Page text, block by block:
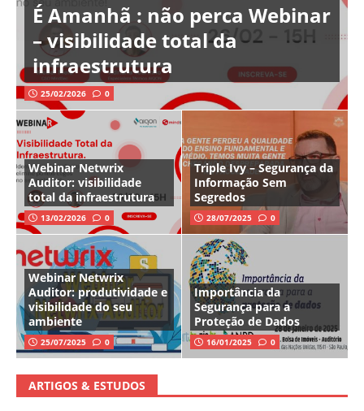
É Amanhã : não perca Webinar
– visibilidade total da
infraestrutura
25/02/2026 0
Webinar Netwrix
Auditor: visibilidade
total da infraestrutura
13/02/2026 0
Triple Ivy – Segurança da
Informação Sem
Segredos
28/07/2025 0
Webinar Netwrix
Auditor: produtividade e
visibilidade do seu
ambiente
25/07/2025 0
Importância da
Segurança para a
Proteção de Dados
16/01/2025 0
ARTIGOS & ESTUDOS